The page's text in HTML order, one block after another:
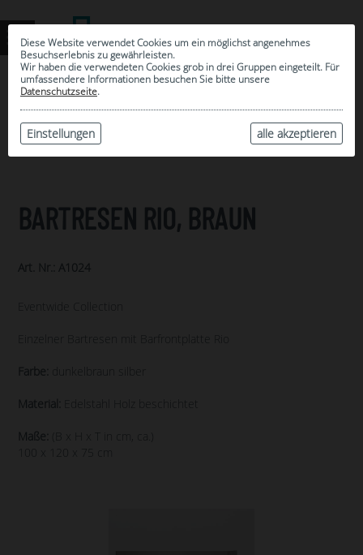
Diese Website verwendet Cookies um ein möglichst angenehmes
Besuchserlebnis zu gewährleisten.
Wir haben die verwendeten Cookies grob in drei Gruppen eingeteilt. Für
umfassendere Informationen besuchen Sie bitte unsere
Datenschutzseite.
alle akzeptieren
Einstellungen
ARCHIV
BARTRESEN RIO, BRAUN
Art. Nr.: A1024
Eventwide Collection
Einzelner Bartresen mit Barfrontplatte Rio
Farbe: dunkelbraun silber
Material: Edelstahl Holz beschichtet
Maße:
(B x H x T in cm, ca.)
100 x 120 x 75 cm